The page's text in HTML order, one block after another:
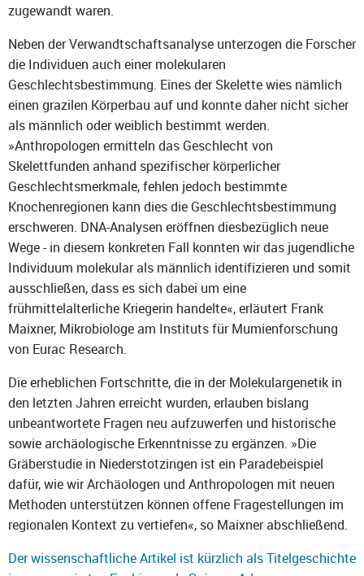
zugewandt waren.
Neben der Verwandtschaftsanalyse unterzogen die Forscher
die Individuen auch einer molekularen
Geschlechtsbestimmung. Eines der Skelette wies nämlich
einen grazilen Körperbau auf und konnte daher nicht sicher
als männlich oder weiblich bestimmt werden.
»Anthropologen ermitteln das Geschlecht von
Skelettfunden anhand spezifischer körperlicher
Geschlechtsmerkmale, fehlen jedoch bestimmte
Knochenregionen kann dies die Geschlechtsbestimmung
erschweren. DNA-Analysen eröffnen diesbezüglich neue
Wege - in diesem konkreten Fall konnten wir das jugendliche
Individuum molekular als männlich identifizieren und somit
ausschließen, dass es sich dabei um eine
frühmittelalterliche Kriegerin handelte«, erläutert Frank
Maixner, Mikrobiologe am Instituts für Mumienforschung
von Eurac Research.
Die erheblichen Fortschritte, die in der Molekulargenetik in
den letzten Jahren erreicht wurden, erlauben bislang
unbeantwortete Fragen neu aufzuwerfen und historische
sowie archäologische Erkenntnisse zu ergänzen. »Die
Gräberstudie in Niederstotzingen ist ein Paradebeispiel
dafür, wie wir Archäologen und Anthropologen mit neuen
Methoden unterstützen können offene Fragestellungen im
regionalen Kontext zu vertiefen«, so Maixner abschließend.
Der wissenschaftliche Artikel ist kürzlich als Titelgeschichte